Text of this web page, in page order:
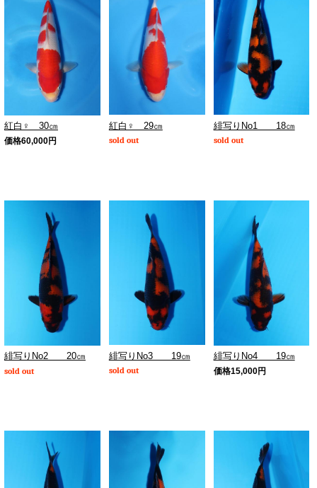
紅白♀ 30㎝
価格60,000円
紅白♀ 29㎝
sold out
緋写りNo1 18㎝
sold out
緋写りNo2 20㎝
sold out
緋写りNo3 19㎝
sold out
緋写りNo4 19㎝
価格15,000円